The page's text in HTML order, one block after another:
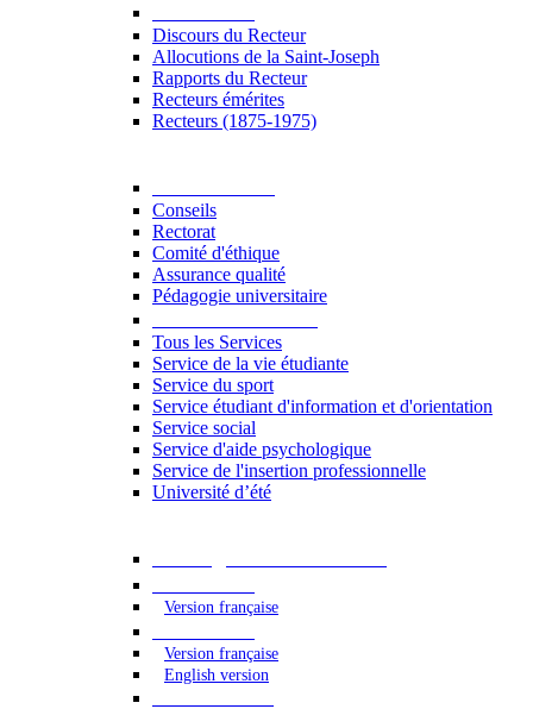
Discours du Recteur
Allocutions de la Saint-Joseph
Rapports du Recteur
Recteurs émérites
Recteurs (1875-1975)
Conseils
Rectorat
Comité d'éthique
Assurance qualité
Pédagogie universitaire
Tous les Services
Service de la vie étudiante
Service du sport
Service étudiant d'information et d'orientation
Service social
Service d'aide psychologique
Service de l'insertion professionnelle
Université d’été
Version française
Version française
English version